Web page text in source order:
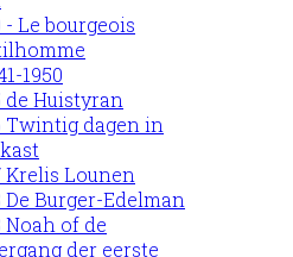
- Le bourgeois
1950
de Huistyran
Twintig dagen in
Krelis Lounen
De Burger-Edelman
Noah of de
der eerste